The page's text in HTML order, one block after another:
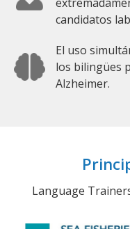
candidatos
El uso
los bilingües
Alzheimer.
Language